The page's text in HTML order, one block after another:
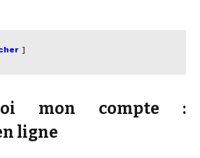
mon compte :
ligne